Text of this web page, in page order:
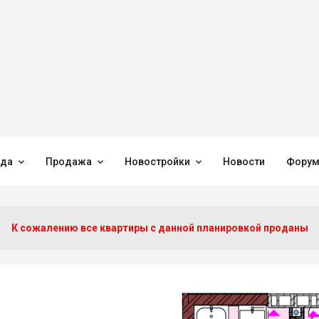
 Продажа  Новостройки  Новости Форум
К сожалению все квартиры c данной планировкой проданы